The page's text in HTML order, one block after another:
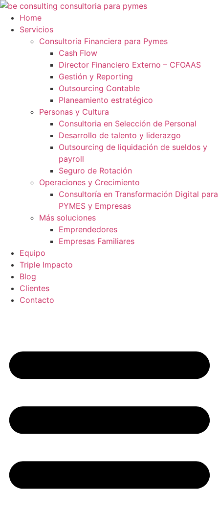
Ir
contenido
Home
Servicios
Consultoria Financiera para Pymes
Cash Flow
Director Financiero Externo – CFOAAS
Gestión y Reporting
Outsourcing Contable
Planeamiento estratégico
Personas y Cultura
Consultoria en Selección de Personal
Desarrollo de talento y liderazgo
Outsourcing de liquidación de sueldos y
payroll
Seguro de Rotación
Operaciones y Crecimiento
Consultoría en Transformación Digital para
PYMES y Empresas
Más soluciones
Emprendedores
Empresas Familiares
Equipo
Triple Impacto
Blog
Clientes
Contacto